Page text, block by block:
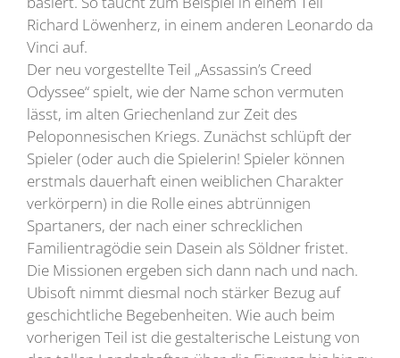
Richard Löwenherz, in einem anderen Leonardo da
Vinci auf.
Der neu vorgestellte Teil „Assassin’s Creed
Odyssee“ spielt, wie der Name schon vermuten
lässt, im alten Griechenland zur Zeit des
Peloponnesischen Kriegs. Zunächst schlüpft der
Spieler (oder auch die Spielerin! Spieler können
erstmals dauerhaft einen weiblichen Charakter
verkörpern) in die Rolle eines abtrünnigen
Spartaners, der nach einer schrecklichen
Familientragödie sein Dasein als Söldner fristet.
Die Missionen ergeben sich dann nach und nach.
Ubisoft nimmt diesmal noch stärker Bezug auf
geschichtliche Begebenheiten. Wie auch beim
vorherigen Teil ist die gestalterische Leistung von